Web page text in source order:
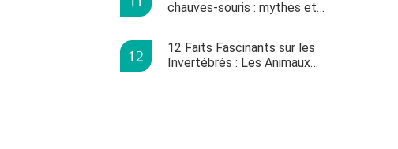
chauves-souris : mythes et
12 Faits Fascinants sur les
Invertébrés : Les Animaux